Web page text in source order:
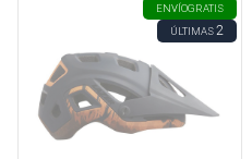
ENVÍOGRATIS
ÚLTIMAS2